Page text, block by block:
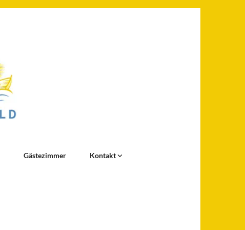
Gästezimmer Kontakt